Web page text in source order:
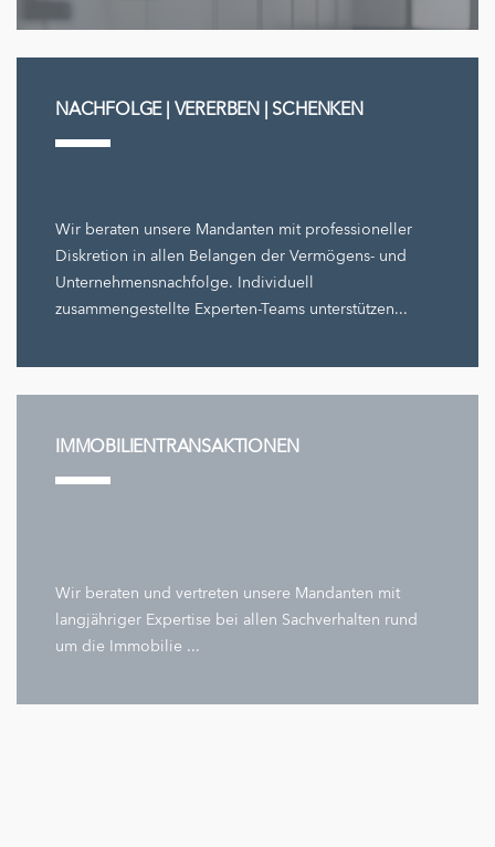
NACHFOLGE | VERERBEN | SCHENKEN
Wir beraten unsere Mandanten mit professioneller
Diskretion in allen Belangen der Vermögens- und
Unternehmensnachfolge. Individuell
zusammengestellte Experten-Teams unterstützen...
IMMOBILIENTRANSAKTIONEN
Wir beraten und vertreten unsere Mandanten mit
langjähriger Expertise bei allen Sachverhalten rund
um die Immobilie ...